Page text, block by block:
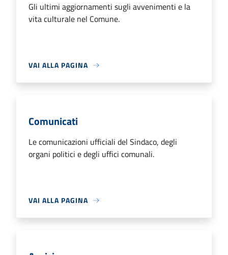
Gli ultimi aggiornamenti sugli avvenimenti e la
vita culturale nel Comune.
VAI ALLA PAGINA
Comunicati
Le comunicazioni ufficiali del Sindaco, degli
organi politici e degli uffici comunali.
VAI ALLA PAGINA